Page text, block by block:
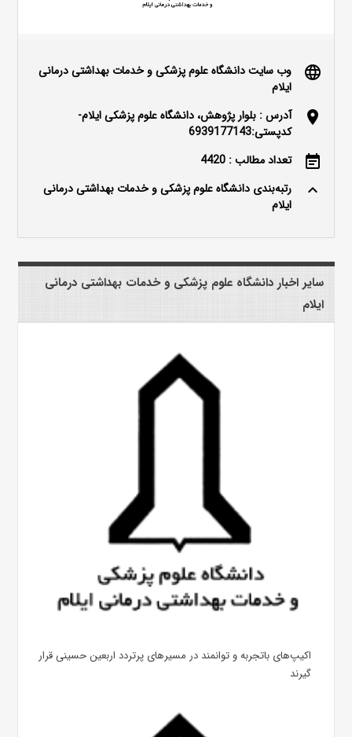
language
وب سایت دانشگاه علوم پزشکی و خدمات بهداشتی درمانی
ایلام
location_on
آدرس : بلوار پژوهش، دانشگاه علوم پزشکی ایلام-
کدپستی:6939177143
event_note تعداد مطالب : 4420
keyboard_arrow_up
رتبه‌بندی دانشگاه علوم پزشکی و خدمات بهداشتی درمانی
ایلام
سایر اخبار دانشگاه علوم پزشکی و خدمات بهداشتی درمانی
ایلام
اکیپ‌های باتجربه و توانمند در مسیرهای پرتردد اربعین حسینی قرار
گیرند